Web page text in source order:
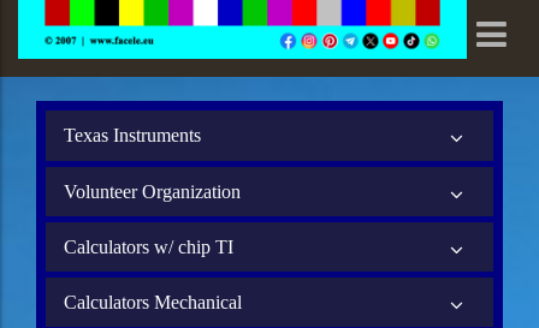
Texas Instruments
Volunteer Organization
Calculators w/ chip TI
Calculators Mechanical